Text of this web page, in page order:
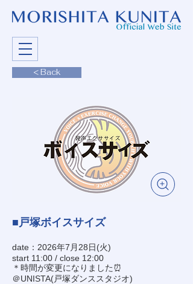
< Back
■戸塚ボイスサイズ
date：2026年7月28日(火)
start 11:00 / close 12:00
＊時間が変更になりました⏰️
＠UNISTA(戸塚ダンススタジオ)